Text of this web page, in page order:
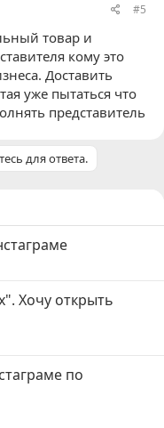
#5
товар и
кому это
Доставить
уже пытаться что
представитель
для ответа.
Хочу открыть
по